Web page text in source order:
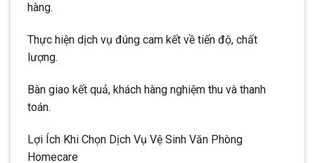
hàng.
Thực hiện dịch vụ đúng cam kết về tiến độ, chất
lượng.
Bàn giao kết quả, khách hàng nghiệm thu và thanh
toán.
Lợi Ích Khi Chọn Dịch Vụ Vệ Sinh Văn Phòng
Homecare